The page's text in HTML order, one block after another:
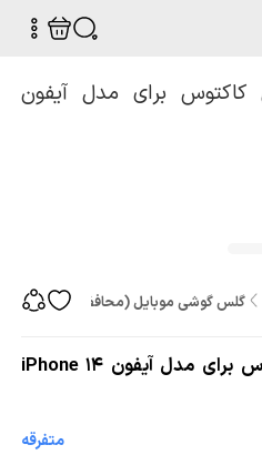
گلس گوشی موبایل (محافظ صفحه
محافظ صفحه نمایش کاکتوس برای مدل آیفون iPhone 14
متفرقه